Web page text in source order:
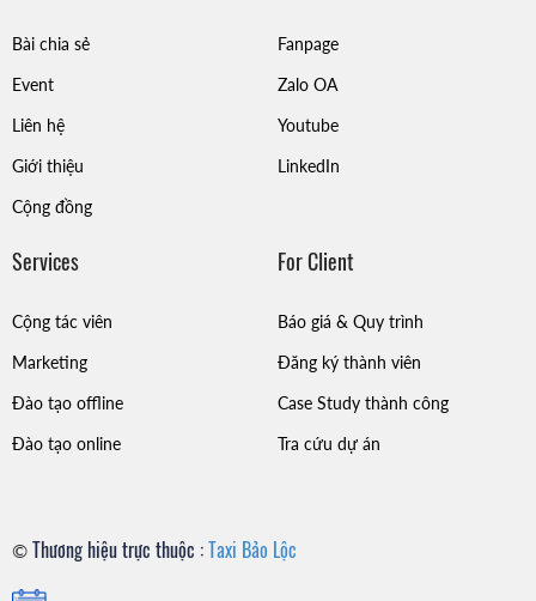
Bài chia sẻ
Event
Liên hệ
Giới thiệu
Cộng đồng
Fanpage
Zalo OA
Youtube
LinkedIn
Services
Cộng tác viên
Marketing
Đào tạo offline
Đào tạo online
For Client
Báo giá & Quy trình
Đăng ký thành viên
Case Study thành công
Tra cứu dự án
© Thương hiệu trực thuộc :Taxi Bảo Lộc